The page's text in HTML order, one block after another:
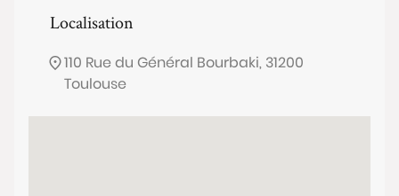
Localisation
110 Rue du Général Bourbaki, 31200
Toulouse